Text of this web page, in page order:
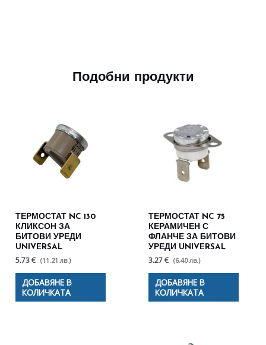
Подобни продукти
ТЕРМОСТАТ NC 130
КЛИКСОН ЗА
БИТОВИ УРЕДИ
UNIVERSAL
5.73 € (11.21 лв.)
ДОБАВЯНЕ В
КОЛИЧКАТА
ТЕРМОСТАТ NC 75
КЕРАМИЧЕН С
ФЛАНЧЕ ЗА БИТОВИ
УРЕДИ UNIVERSAL
3.27 € (6.40 лв.)
ДОБАВЯНЕ В
КОЛИЧКАТА